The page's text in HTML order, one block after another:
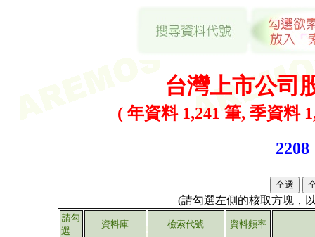
台灣上市公司
( 年資料 1,241 筆, 季資料
(請勾選左側的核取方塊，
請勾
選
資料庫 檢索代號 資料頻率